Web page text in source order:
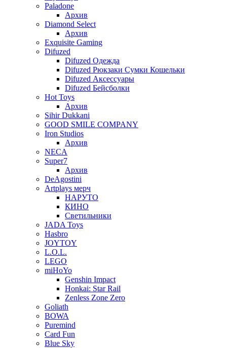
Paladone
Архив
Diamond Select
Архив
Exquisite Gaming
Difuzed
Difuzed Одежда
Difuzed Рюкзаки Сумки Кошельки
Difuzed Аксессуары
Difuzed Бейсболки
Hot Toys
Архив
Sihir Dukkani
GOOD SMILE COMPANY
Iron Studios
Архив
NECA
Super7
Архив
DeAgostini
Artplays мерч
НАРУТО
КИНО
Светильники
JADA Toys
Hasbro
JOYTOY
L.O.L.
LEGO
miHoYo
Genshin Impact
Honkai: Star Rail
Zenless Zone Zero
Goliath
BOWA
Puremind
Card Fun
Blue Sky